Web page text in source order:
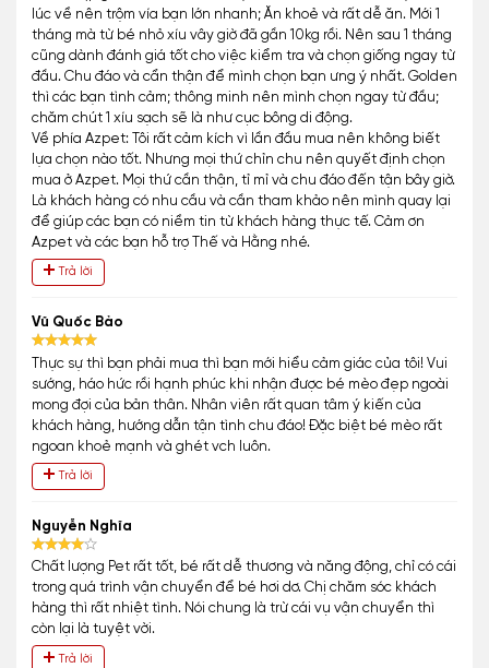
lúc về nên trộm vía bạn lớn nhanh; Ăn khoẻ và rất dễ ăn. Mới 1
tháng mà từ bé nhỏ xíu vây giờ đã gần 10kg rồi. Nên sau 1 tháng
cũng dành đánh giá tốt cho việc kiểm tra và chọn giống ngay từ
đầu. Chu đáo và cẩn thận để mình chọn bạn ưng ý nhất. Golden
thì các bạn tình cảm; thông minh nên mình chọn ngay từ đầu;
chăm chút 1 xíu sạch sẽ là như cục bông di động.
Về phía Azpet: Tôi rất cảm kích vì lần đầu mua nên không biết
lựa chọn nào tốt. Nhưng mọi thứ chỉn chu nên quyết định chọn
mua ở Azpet. Mọi thứ cần thận, tỉ mỉ và chu đáo đến tận bây giờ.
Là khách hàng có nhu cầu và cần tham khảo nên mình quay lại
để giúp các bạn có niềm tin từ khách hàng thực tế. Cảm ơn
Azpet và các bạn hỗ trợ Thế và Hằng nhé.
Trả lời
Vũ Quốc Bảo
Thực sự thì bạn phải mua thì bạn mới hiểu cảm giác của tôi! Vui
sướng, háo hức rồi hạnh phúc khi nhận được bé mèo đẹp ngoài
mong đợi của bản thân. Nhân viên rất quan tâm ý kiến của
khách hàng, hướng dẫn tận tình chu đáo! Đặc biệt bé mèo rất
ngoan khoẻ mạnh và ghét vch luôn.
Trả lời
Nguyễn Nghĩa
Chất lượng Pet rất tốt, bé rất dễ thương và năng động, chỉ có cái
trong quá trình vận chuyển để bé hơi dơ. Chị chăm sóc khách
hàng thì rất nhiệt tình. Nói chung là trừ cái vụ vận chuyển thì
còn lại là tuyệt vời.
Trả lời